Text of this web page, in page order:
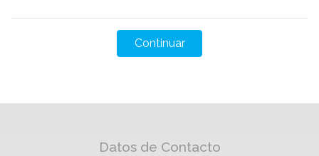
Datos de Contacto